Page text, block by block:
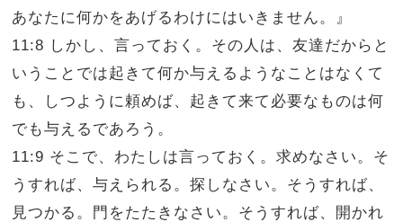
あなたに何かをあげるわけにはいきません。』
11:8 しかし、言っておく。その人は、友達だからと
いうことでは起きて何か与えるようなことはなくて
も、しつように頼めば、起きて来て必要なものは何
でも与えるであろう。
11:9 そこで、わたしは言っておく。求めなさい。そ
うすれば、与えられる。探しなさい。そうすれば、
見つかる。門をたたきなさい。そうすれば、開かれ